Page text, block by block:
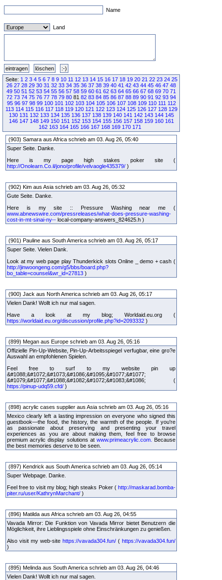
Name
Land
Seite: 1 2 3 4 5 6 7 8 9 10 11 12 13 14 15 16 17 18 19 20 21 22 23 24 25
26 27 28 29 30 31 32 33 34 35 36 37 38 39 40 41 42 43 44 45 46 47 48
49 50 51 52 53 54 55 56 57 58 59 60 61 62 63 64 65 66 67 68 69 70 71
72 73 74 75 76 77 78 79 80 81 82 83 84 85 86 87 88 89 90 91 92 93 94
95 96 97 98 99 100 101 102 103 104 105 106 107 108 109 110 111 112
113 114 115 116 117 118 119 120 121 122 123 124 125 126 127 128 129
130 131 132 133 134 135 136 137 138 139 140 141 142 143 144 145
146 147 148 149 150 151 152 153 154 155 156 157 158 159 160 161
162 163 164 165 166 167 168 169 170 171
(903) Samara aus Africa schrieb am 03. Aug 26, 05:40
Super Seite. Danke.
Here is my page high stakes poker site (
http://Onolearn.Co.il/jono/profile/velvaogle435379/ )
(902) Kim aus Asia schrieb am 03. Aug 26, 05:32
Gute Seite. Danke.
Here is my site :: Pressure Washing near me (
www.abnewswire.com/pressreleases/what-does-pressure-washing-
cost-in-mt-sinai-ny-- local-company-answers_824625.h )
(901) Pauline aus South America schrieb am 03. Aug 26, 05:17
Super Seite. Vielen Dank.
Look at my web page play Thunderkick slots Online _ demo + cash (
http://jinwoongeng.com/g5/bbs/board.php?
bo_table=counsel&wr_id=27813 )
(900) Jack aus North America schrieb am 03. Aug 26, 05:17
Vielen Dank! Wollt ich nur mal sagen.
Have a look at my blog; Worldaid.eu.org (
https://worldaid.eu.org/discussion/profile.php?id=2093332 )
(899) Megan aus Europe schrieb am 03. Aug 26, 05:16
Offizielle Pin-Up-Website, Pin-Up-Arbeitsspiegel verfugbar, eine gro?e
Auswahl an empfohlenen Spielen.
Feel free to surf to my website pin up
&#1088;&#1072;&#1073;&#1086;&#1095;&#1077;&#1077;
&#1079;&#1077;&#1088;&#1082;&#1072;&#1083;&#1086; (
https://pinup-udq59.cfd/ )
(898) acrylic cases supplier aus Asia schrieb am 03. Aug 26, 05:16
Mexico clearly left a lasting impression on everyone who signed this
guestbook—the food, the history, the warmth of the people. If you're
as passionate about preserving and presenting your travel
experiences as you are about making them, feel free to browse
premium acrylic display solutions at www.primeacrylic.com.
Because
the best memories deserve to be seen.
(897) Kendrick aus South America schrieb am 03. Aug 26, 05:14
Super Webpage. Danke.
Feel free to visit my blog; high steaks Poker ( http://maskarad.bomba-
piter.ru/user/KathrynMarchant/ )
(896) Matilda aus Africa schrieb am 03. Aug 26, 04:55
Vavada Mirror: Die Funktion von Vavada Mirror bietet Benutzern die
Möglichkeit, ihre Lieblingsspiele ohne Einschränkungen zu genießen.
Also visit my web-site https://vavada304.fun/ ( https://vavada304.fun/
)
(895) Melinda aus South America schrieb am 03. Aug 26, 04:46
Vielen Dank! Wollt ich nur mal sagen.